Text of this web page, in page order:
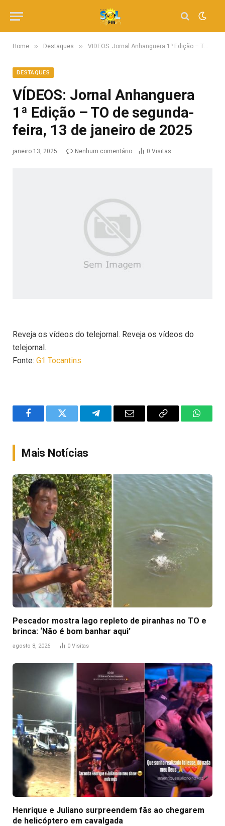
Home » Destaques » VÍDEOS: Jornal Anhanguera 1ª Edição – TO de segunda-feira, 13 de janeiro de 2025
DESTAQUES
VÍDEOS: Jornal Anhanguera
1ª Edição – TO de segunda-
feira, 13 de janeiro de 2025
janeiro 13, 2025 Nenhum comentário 0 Visitas
Reveja os vídeos do telejornal. Reveja os vídeos do
telejornal.
Fonte: G1 Tocantins
FacebookTwitter TelegramEmail
Copy
Mais Notícias
Pescador mostra lago repleto de piranhas no TO e
brinca: ‘Não é bom banhar aqui’
agosto 8, 2026 0 Visitas
Henrique e Juliano surpreendem fãs ao chegarem
de helicóptero em cavalgada